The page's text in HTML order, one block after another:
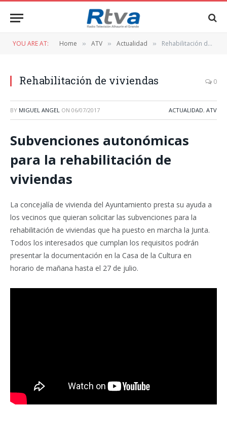
YOU ARE AT: Home » ATV » Actualidad » Rehabilitación de viviendas
Rehabilitación de viviendas 0
BY MIGUEL ANGEL ON 06/07/2017 ACTUALIDAD, ATV
Subvenciones autonómicas
para la rehabilitación de
viviendas
La concejalía de vivienda del Ayuntamiento presta su ayuda a
los vecinos que quieran solicitar las subvenciones para la
rehabilitación de viviendas que ha puesto en marcha la Junta.
Todos los interesados que cumplan los requisitos podrán
presentar la documentación en la Casa de la Cultura en
horario de mañana hasta el 27 de julio.